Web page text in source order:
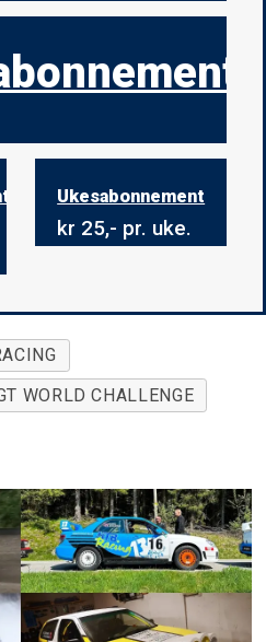
Ukesabonnement
kr 25,- pr. uke.
WORLD CHALLENGE